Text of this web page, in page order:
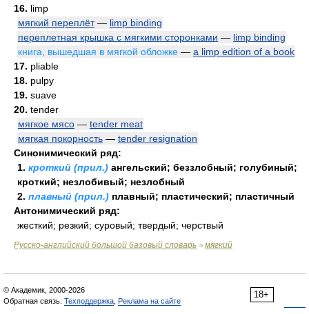
16. limp
мягкий переплёт— limp binding
переплетная крышка с мягкими сторонками — limp binding
книга, вышедшая в мягкой обложке — a limp edition of a book
17. pliable
18. pulpy
19. suave
20. tender
мягкое мясо — tender meat
мягкая покорность — tender resignation
Синонимический ряд:
1. кроткий (прил.) ангельский; беззлобный; голубиный;
кроткий; незлобивый; незлобный
2. плавный (прил.) плавный; пластический; пластичный
Антонимический ряд:
жесткий; резкий; суровый; твердый; черствый
Русско-английский большой базовый словарь > мягкий
18+
© Академик, 2000-2026
Обратная связь: Техподдержка Реклама на сайте